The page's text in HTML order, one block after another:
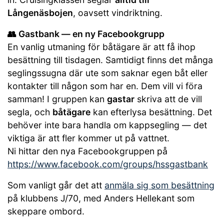
Långenäsbojen, oavsett vindriktning.
👥 Gastbank — en ny Facebookgrupp
En vanlig utmaning för båtägare är att få ihop
besättning till tisdagen. Samtidigt finns det många
seglingssugna där ute som saknar egen båt eller
kontakter till någon som har en. Dem vill vi föra
samman! I gruppen kan gastar skriva att de vill
segla, och båtägare kan efterlysa besättning. Det
behöver inte bara handla om kappsegling — det
viktiga är att fler kommer ut på vattnet.
Ni hittar den nya Facebookgruppen på
https://www.facebook.com/groups/hssgastbank
Som vanligt går det att anmäla sig som besättning
på klubbens J/70, med Anders Hellekant som
skeppare ombord.